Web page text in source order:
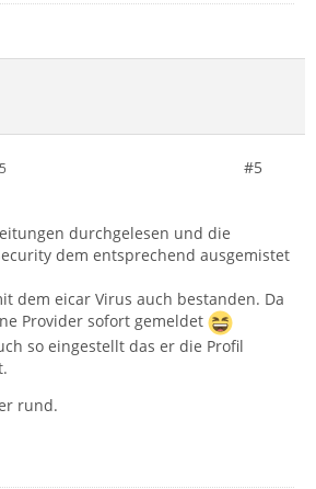
#5
durchgelesen und die
dem entsprechend ausgemistet
dem eicar Virus auch bestanden. Da
Provider sofort gemeldet
so eingestellt das er die Profil
rund.